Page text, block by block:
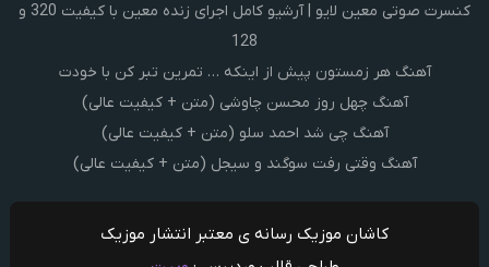
کنسرت صوتی معین لایو | آرشیو کامل اجرای زنده معین با کیفیت 320 و
128
آهنگ هر زمستون پیش از اینکه … تمرین تبر کن با خودت
آهنگ چهل روز محسن چاوشی (متن + کیفیت عالی)
آهنگ چی شد احمد سلو (متن + کیفیت عالی)
آهنگ وقتی رفت سوگند و سیجل (متن + کیفیت عالی)
کاشان موزیک رسانه ی معتبر انتشار موزیک